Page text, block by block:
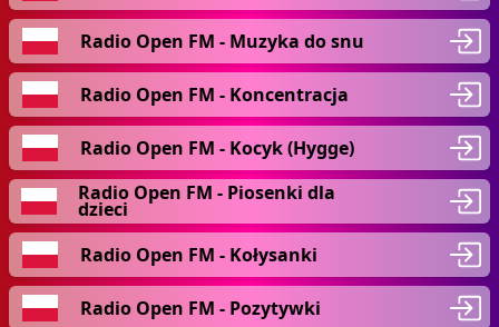
Radio Open FM - Muzyka do snu
Radio Open FM - Koncentracja
Radio Open FM - Kocyk (Hygge)
Radio Open FM - Piosenki dla
dzieci
Radio Open FM - Kołysanki
Radio Open FM - Pozytywki